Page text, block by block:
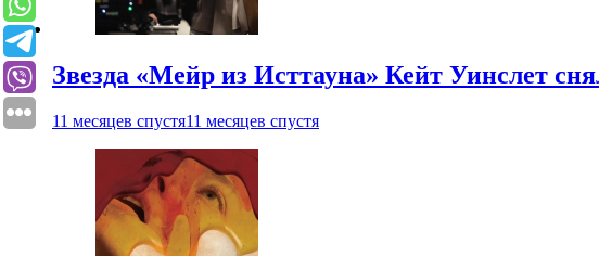
Звезда «Мейр из Исттауна» Кейт Уинслет
11 месяцев спустя11 месяцев спустя